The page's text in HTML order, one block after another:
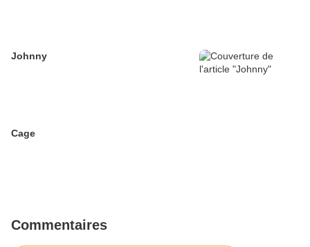
Johnny
Cage
Commentaires